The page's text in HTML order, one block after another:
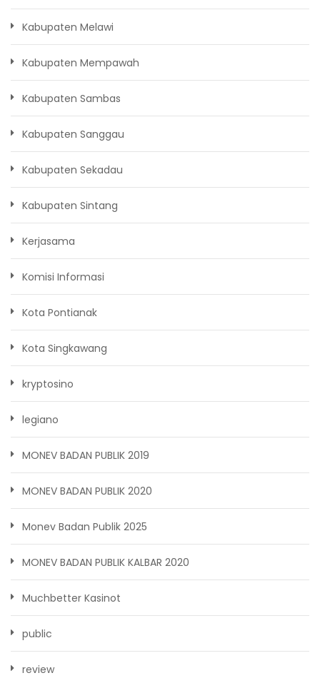
Kabupaten Melawi
Kabupaten Mempawah
Kabupaten Sambas
Kabupaten Sanggau
Kabupaten Sekadau
Kabupaten Sintang
Kerjasama
Komisi Informasi
Kota Pontianak
Kota Singkawang
kryptosino
legiano
MONEV BADAN PUBLIK 2019
MONEV BADAN PUBLIK 2020
Monev Badan Publik 2025
MONEV BADAN PUBLIK KALBAR 2020
Muchbetter Kasinot
public
review